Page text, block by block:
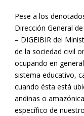
Pese a los
Dirección General
– DIGEIBIR del
de la sociedad civil
ocupando en
sistema educativo,
cuando ésta está
andinas o
específico de